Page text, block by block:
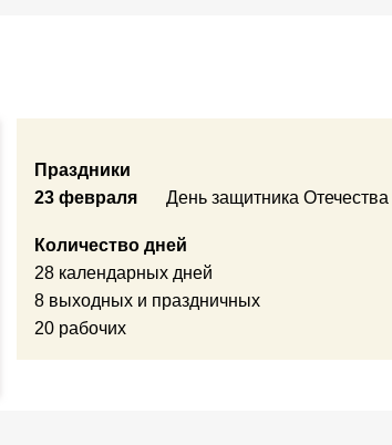
Праздники
23 февраля
День защитника Отечества
Количество дней
28 календарных дней
8 выходных и праздничных
20 рабочих